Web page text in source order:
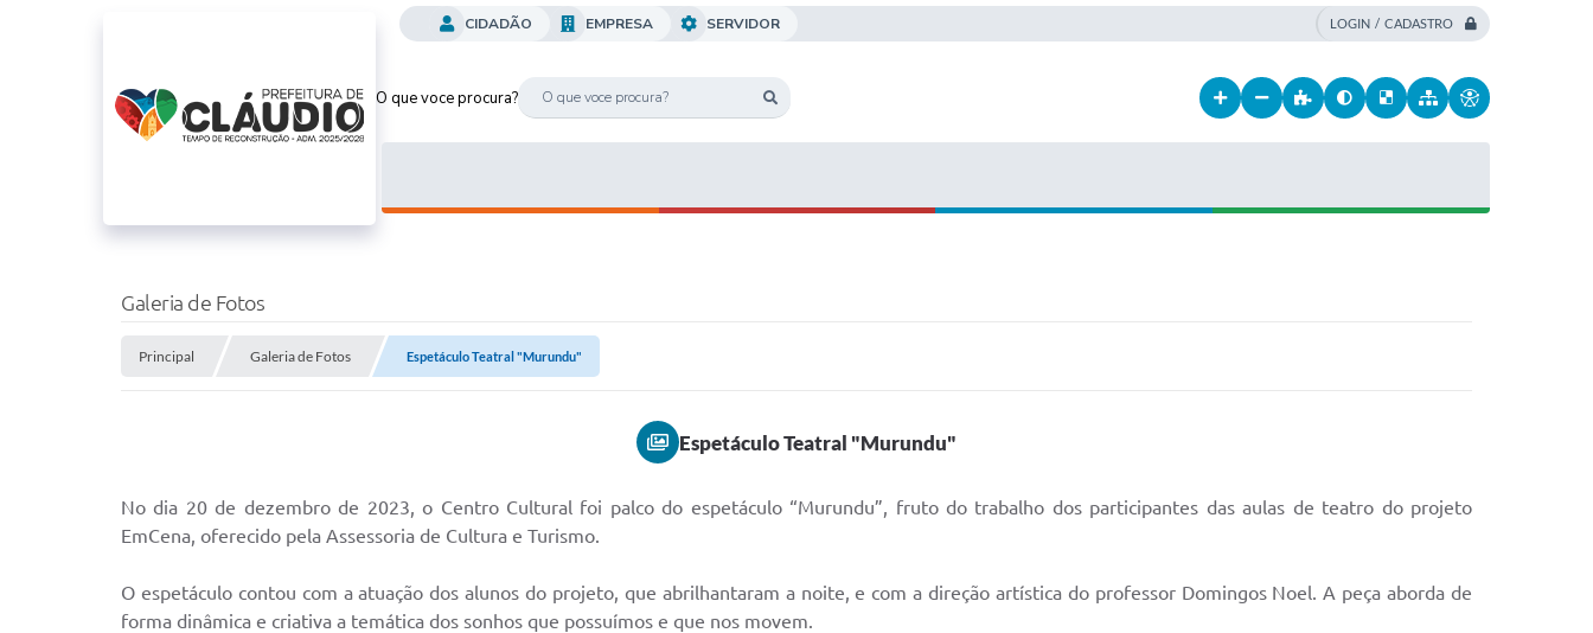
LOGIN / CADASTRO
O que voce procura?
CIDADÃO EMPRESA SERVIDOR
Galeria de Fotos
Principal Galeria de Fotos Espetáculo Teatral "Murundu"
Espetáculo Teatral "Murundu"
No dia 20 de dezembro de 2023, o Centro Cultural foi palco do espetáculo “Murundu”, fruto do trabalho dos participantes das aulas de teatro do projeto
EmCena, oferecido pela Assessoria de Cultura e Turismo.
O espetáculo contou com a atuação dos alunos do projeto, que abrilhantaram a noite, e com a direção artística do professor Domingos Noel. A peça aborda de
forma dinâmica e criativa a temática dos sonhos que possuímos e que nos movem.